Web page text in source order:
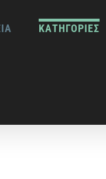
ΚΑΤΗΓΟΡΙΕΣ